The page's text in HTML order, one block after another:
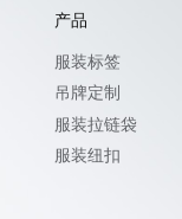
产品
服装标签
吊牌定制
服装拉链袋
服装纽扣